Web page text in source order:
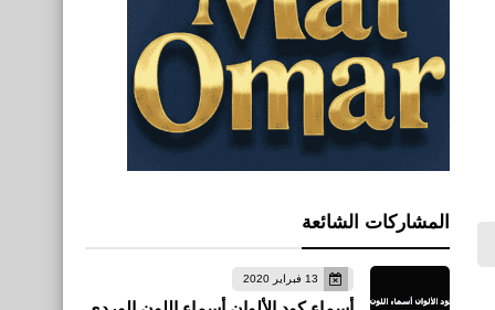
المشاركات الشائعة
13 فبراير 2020